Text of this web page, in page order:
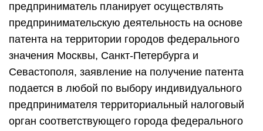
предприниматель планирует осуществлять
предпринимательскую деятельность на основе
патента на территории городов федерального
значения Москвы, Санкт-Петербурга и
Севастополя, заявление на получение патента
подается в любой по выбору индивидуального
предпринимателя территориальный налоговый
орган соответствующего города федерального